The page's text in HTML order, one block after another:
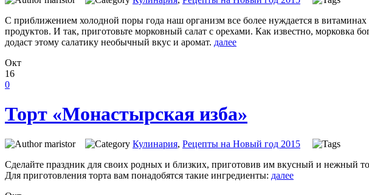
С приближением холодной поры года наш организм все более нуждается в
продуктов. И так, приготовьте морковный салат с орехами. Как известно,
додаст этому салатику необычный вкус и аромат. далее
Окт
16
0
Торт «Монастырская изба»
maristor Кулинария, Рецепты на Новый год 2015
Сделайте праздник для своих родных и близких, приготовив им вкусный и нежный
Для приготовления торта вам понадобятся такие ингредиенты: далее